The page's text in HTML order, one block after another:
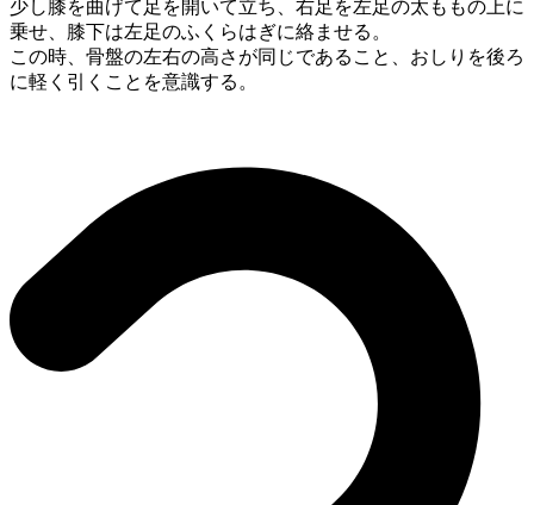
少し膝を曲げて足を開いて立ち、右足を左足の太ももの上に
乗せ、膝下は左足のふくらはぎに絡ませる。
この時、骨盤の左右の高さが同じであること、おしりを後ろ
に軽く引くことを意識する。